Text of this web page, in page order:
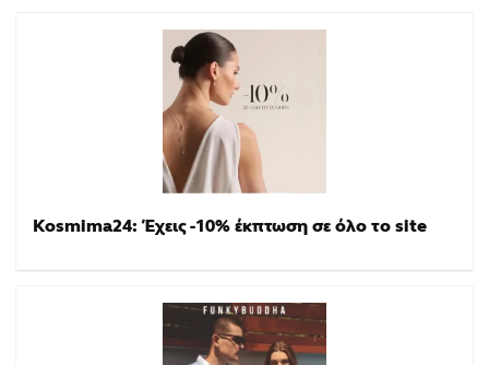
Kosmima24: Έχεις -10% έκπτωση σε όλο το site